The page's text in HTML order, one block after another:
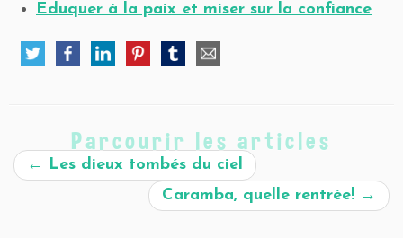
Eduquer à la paix et miser sur la confiance
Parcourir les articles
← Les dieux tombés du ciel
Caramba, quelle rentrée! →